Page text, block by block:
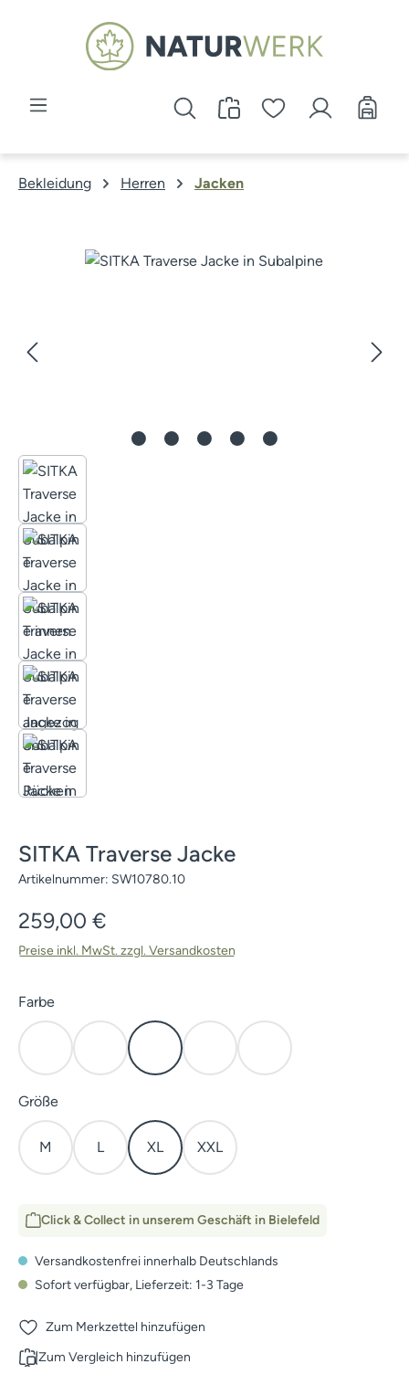
Zum Hauptinhalt springen
Bekleidung Herren Jacken
Bildergalerie überspringen
SITKA Traverse Jacke
Artikelnummer: SW10780.10
Regulärer Preis:
259,00 €
Preise inkl. MwSt. zzgl. Versandkosten
Farbeauswählen
Deep LichenElevated II Subalpine Waterfowl MarshWaterfowl Timber
Größeauswählen
M L XL XXL
Click & Collect in unserem Geschäft in Bielefeld
Versandkostenfrei innerhalb Deutschlands
Sofort verfügbar, Lieferzeit: 1-3 Tage
Zum Merkzettel hinzufügen
Zum Vergleich hinzufügen